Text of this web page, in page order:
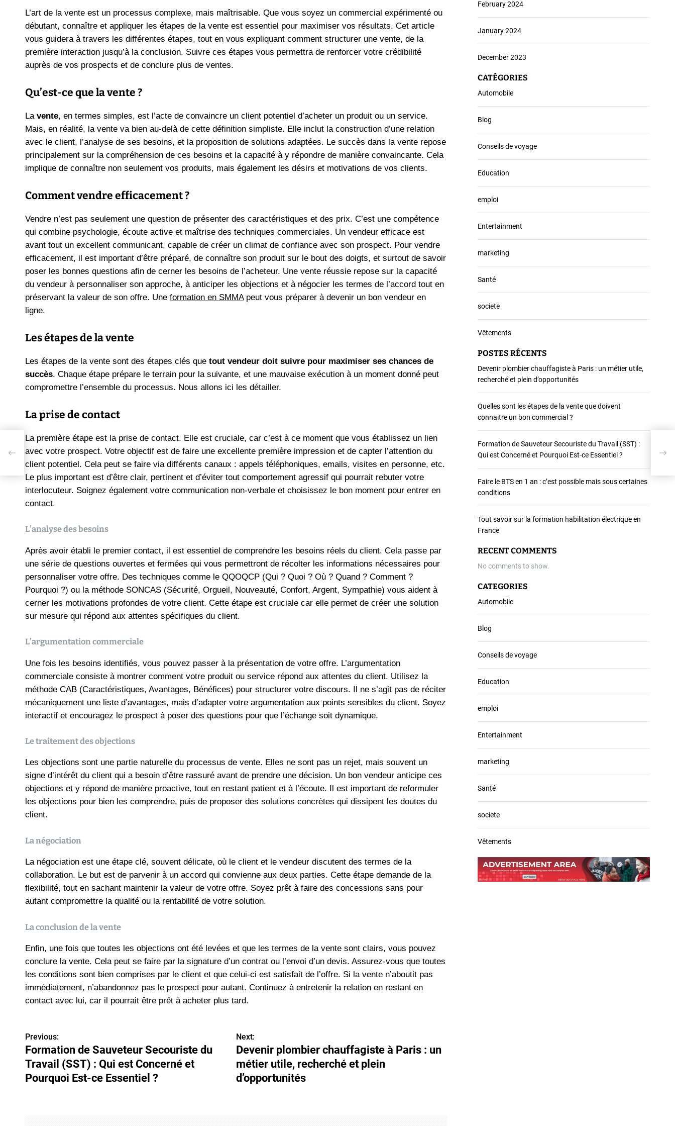
L’art de la vente est un processus complexe, mais maîtrisable. Que vous soyez un commercial expérimenté ou
débutant, connaître et appliquer les étapes de la vente est essentiel pour maximiser vos résultats. Cet article
vous guidera à travers les différentes étapes, tout en vous expliquant comment structurer une vente, de la
première interaction jusqu’à la conclusion. Suivre ces étapes vous permettra de renforcer votre crédibilité
auprès de vos prospects et de conclure plus de ventes.
Qu’est-ce que la vente ?
La vente, en termes simples, est l’acte de convaincre un client potentiel d’acheter un produit ou un service.
Mais, en réalité, la vente va bien au-delà de cette définition simpliste. Elle inclut la construction d’une relation
avec le client, l’analyse de ses besoins, et la proposition de solutions adaptées. Le succès dans la vente repose
principalement sur la compréhension de ces besoins et la capacité à y répondre de manière convaincante. Cela
implique de connaître non seulement vos produits, mais également les désirs et motivations de vos clients.
Comment vendre efficacement ?
Vendre n’est pas seulement une question de présenter des caractéristiques et des prix. C’est une compétence
qui combine psychologie, écoute active et maîtrise des techniques commerciales. Un vendeur efficace est
avant tout un excellent communicant, capable de créer un climat de confiance avec son prospect. Pour vendre
efficacement, il est important d’être préparé, de connaître son produit sur le bout des doigts, et surtout de savoir
poser les bonnes questions afin de cerner les besoins de l’acheteur. Une vente réussie repose sur la capacité
du vendeur à personnaliser son approche, à anticiper les objections et à négocier les termes de l’accord tout en
préservant la valeur de son offre. Une formation en SMMApeut vous préparer à devenir un bon vendeur en
ligne.
Les étapes de la vente
Les étapes de la vente sont des étapes clés que tout vendeur doit suivre pour maximiser ses chances de
succès. Chaque étape prépare le terrain pour la suivante, et une mauvaise exécution à un moment donné peut
compromettre l’ensemble du processus. Nous allons ici les détailler.
La prise de contact
La première étape est la prise de contact. Elle est cruciale, car c’est à ce moment que vous établissez un lien
avec votre prospect. Votre objectif est de faire une excellente première impression et de capter l’attention du
client potentiel. Cela peut se faire via différents canaux : appels téléphoniques, emails, visites en personne, etc.
Le plus important est d’être clair, pertinent et d’éviter tout comportement agressif qui pourrait rebuter votre
interlocuteur. Soignez également votre communication non-verbale et choisissez le bon moment pour entrer en
contact​.
L’analyse des besoins
Après avoir établi le premier contact, il est essentiel de comprendre les besoins réels du client. Cela passe par
une série de questions ouvertes et fermées qui vous permettront de récolter les informations nécessaires pour
personnaliser votre offre. Des techniques comme le QQOQCP (Qui ? Quoi ? Où ? Quand ? Comment ?
Pourquoi ?) ou la méthode SONCAS (Sécurité, Orgueil, Nouveauté, Confort, Argent, Sympathie) vous aident à
cerner les motivations profondes de votre client. Cette étape est cruciale car elle permet de créer une solution
sur mesure qui répond aux attentes spécifiques du client​.
L’argumentation commerciale
Une fois les besoins identifiés, vous pouvez passer à la présentation de votre offre. L’argumentation
commerciale consiste à montrer comment votre produit ou service répond aux attentes du client. Utilisez la
méthode CAB (Caractéristiques, Avantages, Bénéfices) pour structurer votre discours. Il ne s’agit pas de réciter
mécaniquement une liste d’avantages, mais d’adapter votre argumentation aux points sensibles du client. Soyez
interactif et encouragez le prospect à poser des questions pour que l’échange soit dynamique​.
Le traitement des objections
Les objections sont une partie naturelle du processus de vente. Elles ne sont pas un rejet, mais souvent un
signe d’intérêt du client qui a besoin d’être rassuré avant de prendre une décision. Un bon vendeur anticipe ces
objections et y répond de manière proactive, tout en restant patient et à l’écoute. Il est important de reformuler
les objections pour bien les comprendre, puis de proposer des solutions concrètes qui dissipent les doutes du
client​.
La négociation
La négociation est une étape clé, souvent délicate, où le client et le vendeur discutent des termes de la
collaboration. Le but est de parvenir à un accord qui convienne aux deux parties. Cette étape demande de la
flexibilité, tout en sachant maintenir la valeur de votre offre. Soyez prêt à faire des concessions sans pour
autant compromettre la qualité ou la rentabilité de votre solution.
La conclusion de la vente
Enfin, une fois que toutes les objections ont été levées et que les termes de la vente sont clairs, vous pouvez
conclure la vente. Cela peut se faire par la signature d’un contrat ou l’envoi d’un devis. Assurez-vous que toutes
les conditions sont bien comprises par le client et que celui-ci est satisfait de l’offre. Si la vente n’aboutit pas
immédiatement, n’abandonnez pas le prospect pour autant. Continuez à entretenir la relation en restant en
contact avec lui, car il pourrait être prêt à acheter plus tard​.
P
o
s
Previous:
Formation de Sauveteur Secouriste du
Travail (SST) : Qui est Concerné et
Pourquoi Est-ce Essentiel ?
Next:
Devenir plombier chauffagiste à Paris : un
métier utile, recherché et plein
d’opportunités
February 2024
January 2024
December 2023
CATÉGORIES
Automobile
Blog
Conseils de voyage
Education
emploi
Entertainment
marketing
Santé
societe
Vêtements
POSTES RÉCENTS
Devenir plombier chauffagiste à Paris : un métier utile,
recherché et plein d’opportunités
Quelles sont les étapes de la vente que doivent
connaitre un bon commercial ?
Formation de Sauveteur Secouriste du Travail (SST) :
Qui est Concerné et Pourquoi Est-ce Essentiel ?
Faire le BTS en 1 an : c’est possible mais sous certaines
conditions
Tout savoir sur la formation habilitation électrique en
France
RECENT COMMENTS
No comments to show.
CATEGORIES
Automobile
Blog
Conseils de voyage
Education
emploi
Entertainment
marketing
Santé
societe
Vêtements
et